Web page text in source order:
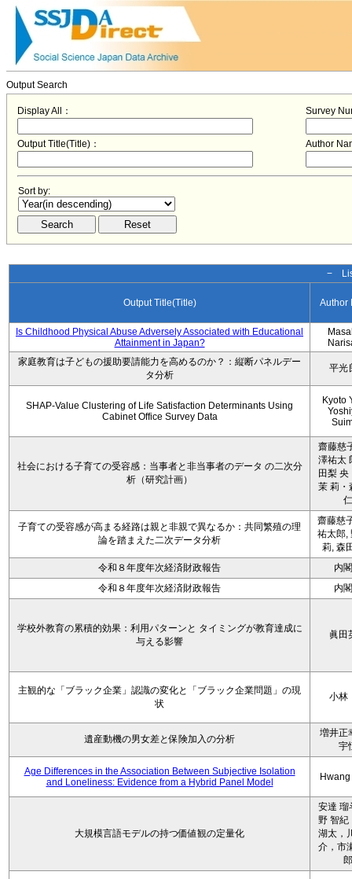
Output Search
Display All： Survey
Output Title(Title)： Author
Sort by:
−
Output Title(Title) Author
Is Childhood Physical Abuse Adversely Associated with Educational
Attainment in Japan?
家庭教育は子どもの援助要請能力を高めるのか？：縦断パネルデー
タ分析
平光
SHAP-Value Clustering of Life Satisfaction Determinants Using
Cabinet Office Survey Data
Kyoto
社会における子育ての受容感：当事者と非当事者のデータ の二次分
析（研究計画）
齋藤慈
澤祐太
田梨 央
茉 莉・
仁
子育ての受容感が高まる経路は親と非親で異なるか：共同繁殖の理
論を踏まえた二次データ分析
齋藤慈
祐太郎,
莉, 森
令和８年度年次経済財政報告
内
令和８年度年次経済財政報告
内
学校外教育の累積的効果：利用パターンと タイミングが教育達成に
与える影響
眞田
主観的な「ブラック企業」認識の変化と「ブラック企業問題」の現
状
小
遺産動機の男女差と保険加入の分析
増井正
宇
Age Differences in the Association Between Subjective Isolation
and Loneliness: Evidence from a Hybrid Panel Model
大規模言語モデルの持つ価値観の定量化
安達 瑠
野 智紀
湖太，
介，市
郎